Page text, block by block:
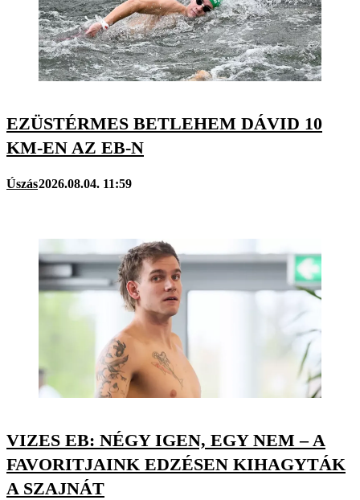
EZÜSTÉRMES BETLEHEM DÁVID 10
KM-EN AZ EB-N
Úszás2026.08.04. 11:59
VIZES EB: NÉGY IGEN, EGY NEM – A
FAVORITJAINK EDZÉSEN KIHAGYTÁK
A SZAJNÁT